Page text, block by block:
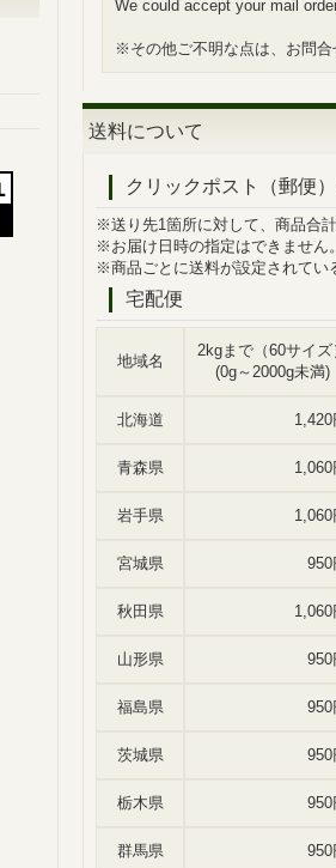
We could accept your mail
※その他ご不明な点は、お問合
送料について
クリックポスト（郵便）
※送り先1箇所に対して、商品合
※お届け日時の指定はできません。
※商品ごとに送料が設定されてい
宅配便